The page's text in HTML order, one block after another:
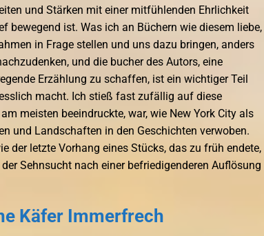
und Stärken mit einer mitfühlenden Ehrlichkeit
bewegend ist. Was ich an Büchern wie diesem liebe,
in Frage stellen und uns dazu bringen, anders
und die bucher des Autors, eine
Erzählung zu schaffen, ist ein wichtiger Teil
macht. Ich stieß fast zufällig auf diese
meisten beeindruckte, war, wie New York City als
und Landschaften in den Geschichten verwoben.
der letzte Vorhang eines Stücks, das zu früh endete,
Sehnsucht nach einer befriedigenderen Auflösung
Käfer Immerfrech